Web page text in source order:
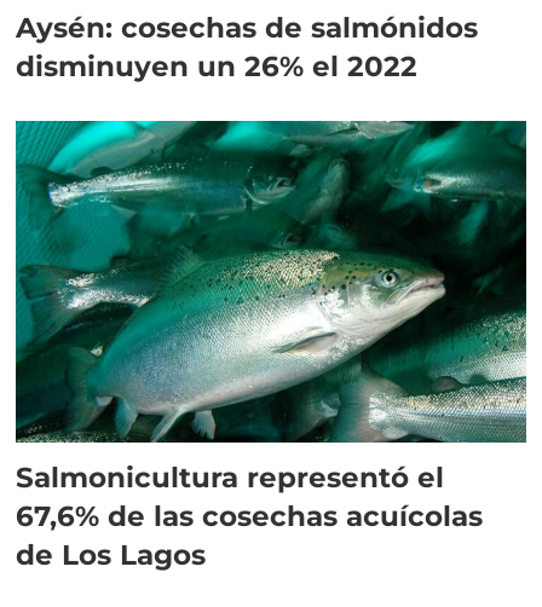
Aysén: cosechas de salmónidos
disminuyen un 26% el 2022
Salmonicultura representó el
67,6% de las cosechas acuícolas
de Los Lagos